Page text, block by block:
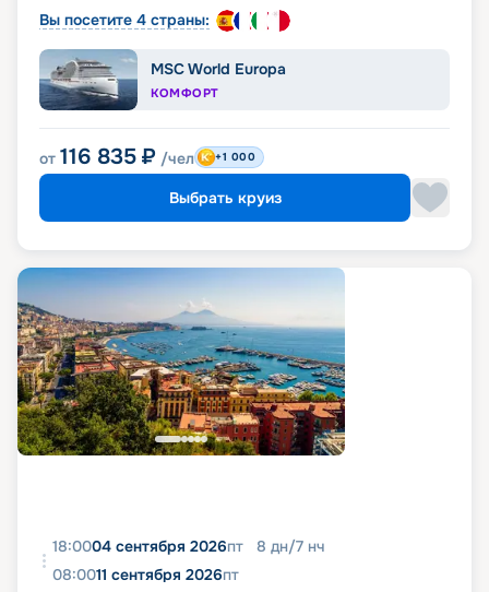
Вы посетите 4 страны:
MSC World Europa
КОМФОРТ
от 116 835 ₽ /чел +1 000
Выбрать круиз
18:0004 сентября 2026пт 8 дн/7 нч
08:0011 сентября 2026пт